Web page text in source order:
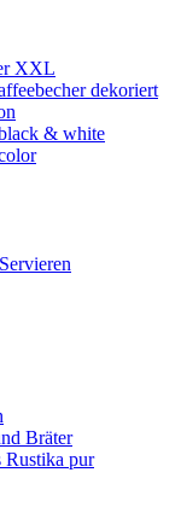
XXL
dekoriert
& white
Bräter
Rustika pur